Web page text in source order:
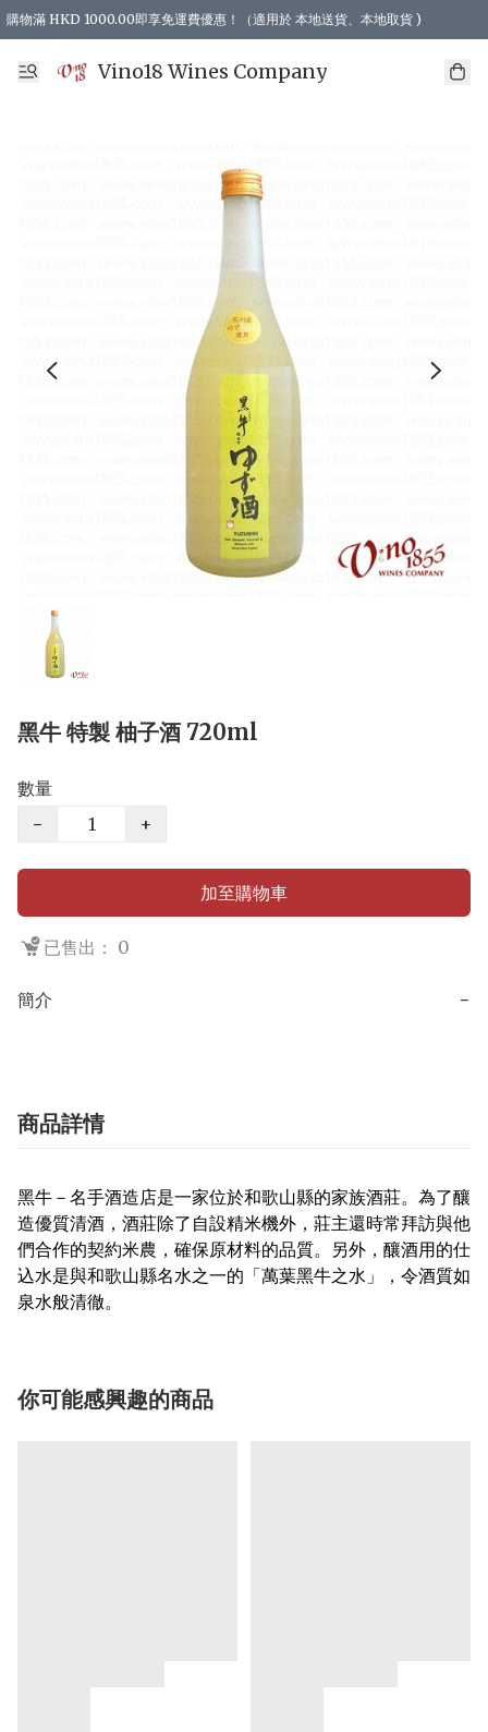
購物滿 HKD 1000.00即享免運費優惠！（適用於 本地送貨、本地取貨 )
Vino18 Wines Company
黑牛 特製 柚子酒 720ml
數量
−
+
加至購物車
已售出： 0
簡介 −
商品詳情
黑牛－名手酒造店是一家位於和歌山縣的家族酒莊。為了釀
造優質清酒，酒莊除了自設精米機外，莊主還時常拜訪與他
們合作的契約米農，確保原材料的品質。另外，釀酒用的仕
込水是與和歌山縣名水之一的「萬葉黑牛之水」，令酒質如
泉水般清徹。
你可能感興趣的商品